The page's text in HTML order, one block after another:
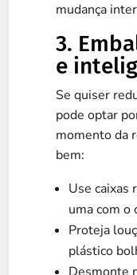
mudança
3.
e
Se quiser
pode optar
momento da
bem:
Use caixas
uma com o
Proteja
plástico